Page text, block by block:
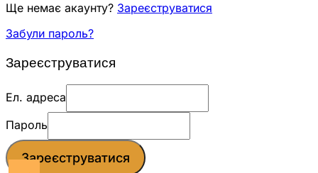
Ще немає акаунту? Зареєструватися
Забули пароль?
Зареєструватися
Ел. адреса
Пароль
Зареєструватися